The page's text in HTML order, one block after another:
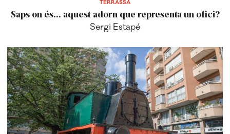
TERRASSA
Saps on és... aquest adorn que representa un ofici?
Sergi Estapé